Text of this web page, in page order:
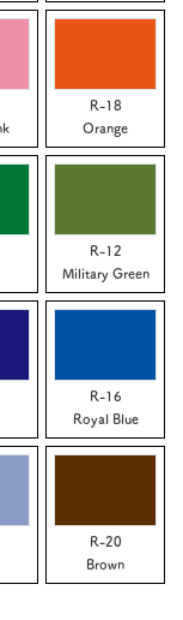
R-18
Orange
R-12
Military Green
R-16
Royal Blue
R-20
Brown